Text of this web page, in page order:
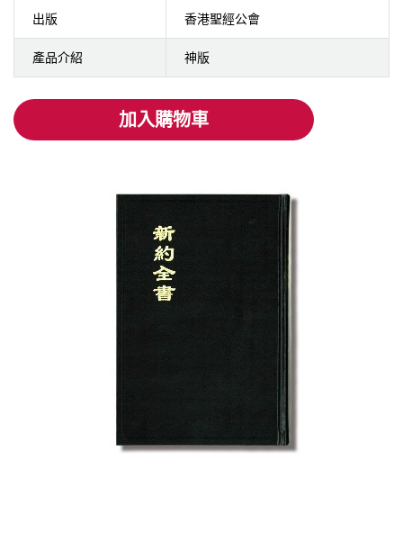
出版 香港聖經公會
產品介紹 神版
加入購物車
加入購物車